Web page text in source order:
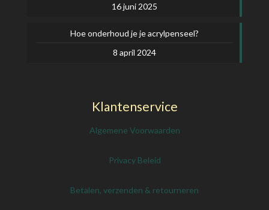
16 juni 2025
Hoe onderhoud je je acrylpenseel?
8 april 2024
Klantenservice
Algemene Voorwaarden
Privacy Beleid
Betalen, verzenden & retourneren